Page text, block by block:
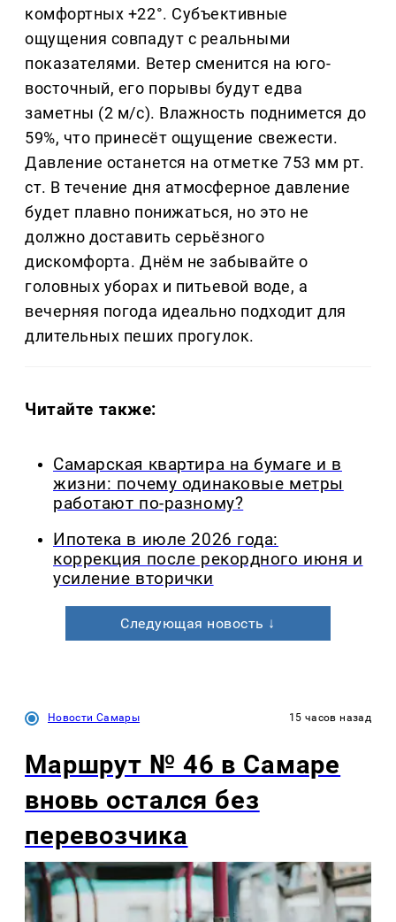
комфортных +22°. Субъективные
ощущения совпадут с реальными
показателями. Ветер сменится на юго-
восточный, его порывы будут едва
заметны (2 м/с). Влажность поднимется до
59%, что принесёт ощущение свежести.
Давление останется на отметке 753 мм рт.
ст. В течение дня атмосферное давление
будет плавно понижаться, но это не
должно доставить серьёзного
дискомфорта. Днём не забывайте о
головных уборах и питьевой воде, а
вечерняя погода идеально подходит для
длительных пеших прогулок.
Читайте также:
Самарская квартира на бумаге и в
жизни: почему одинаковые метры
работают по-разному?
Ипотека в июле 2026 года:
коррекция после рекордного июня и
усиление вторички
Следующая новость ↓
Новости Самары 15 часов назад
Маршрут № 46 в Самаре
вновь остался без
перевозчика